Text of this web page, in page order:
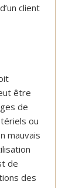
client
être
de
ou
mauvais
de
des